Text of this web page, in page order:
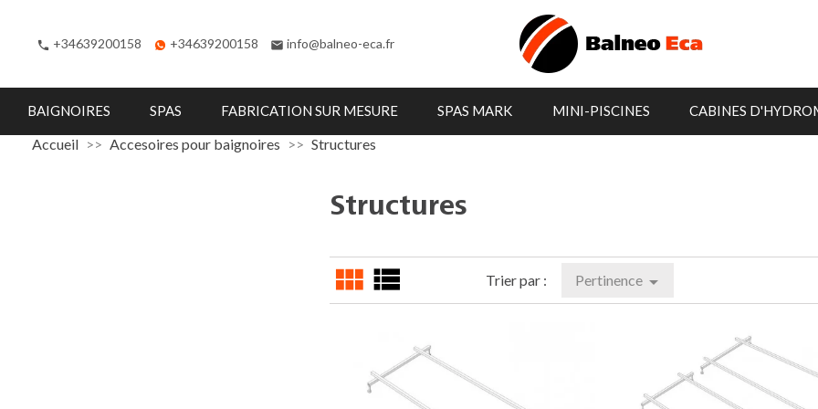
phone +34639200158 +34639200158 email info@balneo-eca.fr
BAIGNOIRES SPAS FABRICATION SUR MESURE SPAS MARK MINI-PISCINES CABINES
Accueil Accesoires pour baignoires Structures
Structures
view_module view_list Trier par : Pertinence 